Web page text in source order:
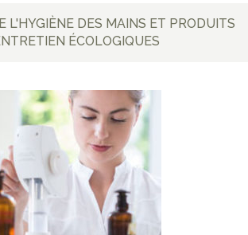
L'HYGIÈNE DES MAINS ET PRODUITS
ÉCOLOGIQUES